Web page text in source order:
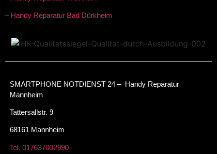
– Handy Reparatur Bad Dürkheim
SMARTPHONE NOTDIENST 24 – Handy Reparatur
Mannheim
Tattersallstr. 9
68161 Mannheim
Tel. 017637002990